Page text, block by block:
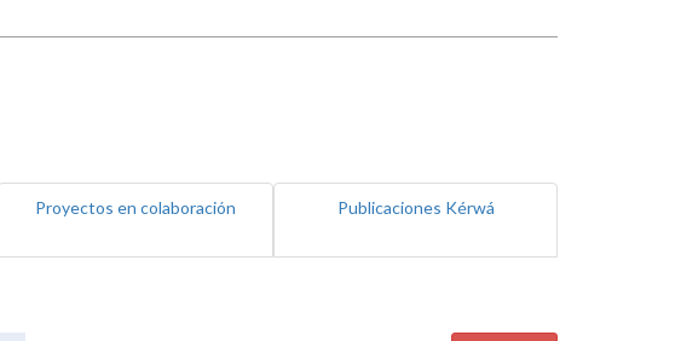
Proyectos en colaboración Publicaciones Kérwá